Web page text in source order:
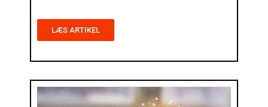
LÆS ARTIKEL